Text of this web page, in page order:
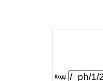
Код: